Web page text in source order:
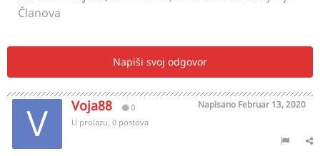
Članova
Napiši svoj odgovor
Voja88 0 Napisano Februar 13, 2020
U prolazu, 0 postova